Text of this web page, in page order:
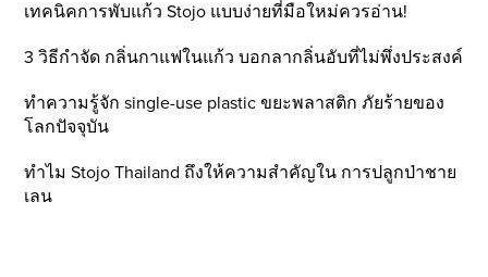
เทคนิคการพับแก้ว Stojo แบบง่ายที่มือใหม่ควรอ่าน!
3 วิธีกำจัด กลิ่นกาแฟในแก้ว บอกลากลิ่นอับที่ไม่พึ่งประสงค์
ทำความรู้จัก single-use plastic ขยะพลาสติก ภัยร้ายของ
โลกปัจจุบัน
ทำไม Stojo Thailand ถึงให้ความสำคัญใน การปลูกป่าชาย
เลน